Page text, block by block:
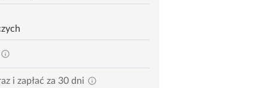
i zapłać za 30 dni